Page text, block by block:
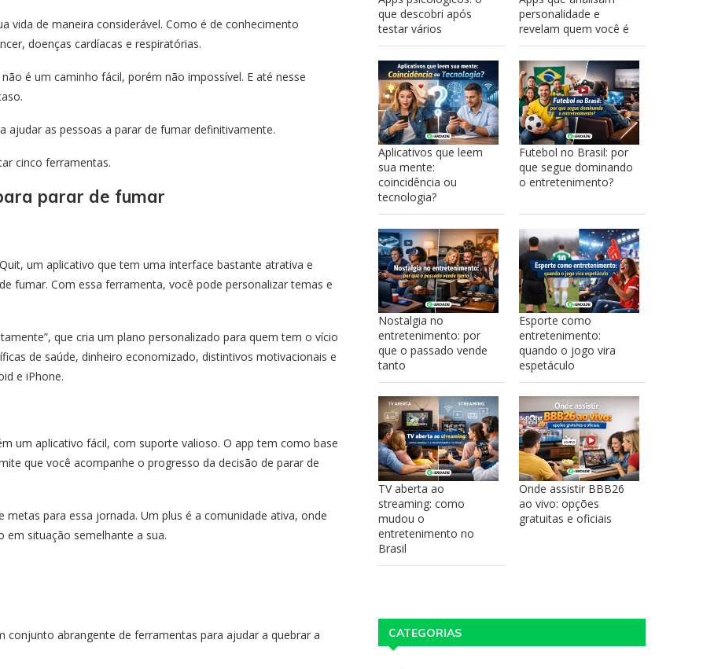
vida de maneira considerável. Como é de conhecimento
doenças cardíacas e respiratórias.
é um caminho fácil, porém não impossível. E até nesse
ajudar as pessoas a parar de fumar definitivamente.
cinco ferramentas.
parar de fumar
um aplicativo que tem uma interface bastante atrativa e
fumar. Com essa ferramenta, você pode personalizar temas e
que cria um plano personalizado para quem tem o vício
de saúde, dinheiro economizado, distintivos motivacionais e
e iPhone.
um aplicativo fácil, com suporte valioso. O app tem como base
que você acompanhe o progresso da decisão de parar de
para essa jornada. Um plus é a comunidade ativa, onde
em situação semelhante a sua.
conjunto abrangente de ferramentas para ajudar a quebrar a
que descobri após
testar vários
personalidade e
revelam quem você é
Aplicativos que leem
sua mente:
coincidência ou
tecnologia?
Futebol no Brasil: por
que segue dominando
o entretenimento?
Nostalgia no
entretenimento: por
que o passado vende
tanto
Esporte como
entretenimento:
quando o jogo vira
espetáculo
TV aberta ao
streaming: como
mudou o
entretenimento no
Brasil
Onde assistir BBB26
ao vivo: opções
gratuitas e oficiais
CATEGORIAS